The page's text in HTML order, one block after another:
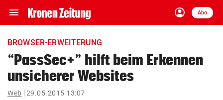
menu Navigation
ein-/ausklappen
account_circle
Anmelden
Abo
close Schließen
account_circle Anmelden
BROWSER-ERWEITERUNG
“PassSec+” hilft beim Erkennen
unsicherer Websites
Web 29.05.2015 13:07